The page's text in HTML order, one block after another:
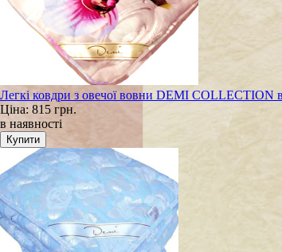
Легкі ковдри з овечої вовни DEMI COLLECTION
Ціна: 815 грн.
в наявності